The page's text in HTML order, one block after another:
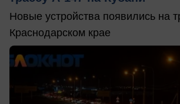
Новые устройства появились на
Краснодарском крае